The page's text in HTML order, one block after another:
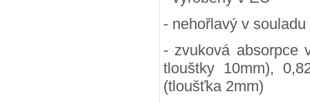
- nehořlavý v
- zvuková absorpce
tlouštky 10mm),
(tloušťka 2mm)